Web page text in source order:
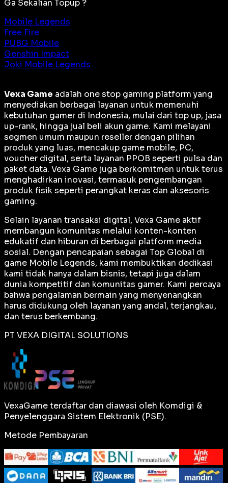
Ga Sekalian Topup ?
Mobile Legends
Free Fire
PUBG Mobile
Genshin Impact
Joki Mobile Legends
Vexa Game adalah one stop gaming platform yang
menyediakan berbagai layanan untuk memenuhi
kebutuhan gamer di Indonesia, mulai dari top up, jasa
up-rank, hingga jual beli akun game. Kami melayani
segmen umum maupun reseller dengan pilihan
produk yang luas, mencakup game mobile, PC,
voucher digital, serta layanan PPOB seperti pulsa dan
paket data. Vexa Game juga berkomitmen untuk terus
menghadirkan inovasi, termasuk pengembangan
produk fisik seperti perangkat keras dan aksesoris
gaming.
Selain layanan transaksi digital, Vexa Game aktif
membangun komunitas melalui konten-konten
edukatif dan hiburan di berbagai platform media
sosial. Dengan pencapaian sebagai Top Global di
game Mobile Legends, kami membuktikan dedikasi
kami tidak hanya dalam bisnis, tetapi juga dalam
dunia kompetitif dan komunitas gamer. Kami percaya
bahwa pengalaman bermain yang menyenangkan
harus didukung oleh layanan yang andal, terjangkau,
dan terus berkembang.
PT VEXA DIGITAL SOLUTIONS
VexaGame terdaftar dan diawasi oleh Komdigi &
Penyelenggara Sistem Elektronik (PSE).
Metode Pembayaran